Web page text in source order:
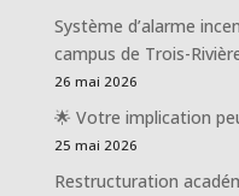
Système d’alarme
campus de Trois-
26 mai 2026
🌟 Votre implication
25 mai 2026
Restructuration